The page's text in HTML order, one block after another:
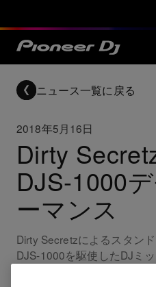
ニュース一覧に戻る
2018年5月16日
Dirty
DJS-1000
ーマンス
Dirty Secretzによるスタン
DJS-1000を駆使したDJミ